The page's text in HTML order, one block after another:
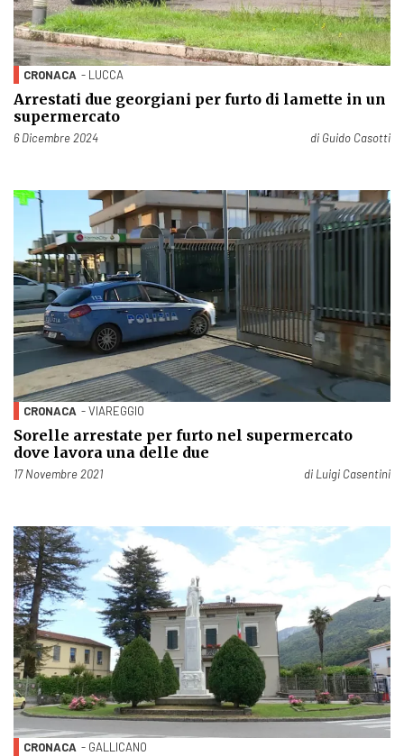
CRONACA - LUCCA
Arrestati due georgiani per furto di lamette in un
supermercato
Pubblicato il
6 Dicembre 2024 di Guido Casotti
CRONACA - VIAREGGIO
Sorelle arrestate per furto nel supermercato
dove lavora una delle due
Pubblicato il
17 Novembre 2021 di Luigi Casentini
CRONACA - GALLICANO